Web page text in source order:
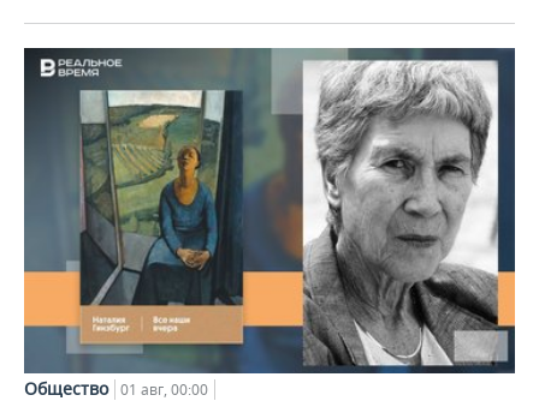
Общество 01 авг, 00:00